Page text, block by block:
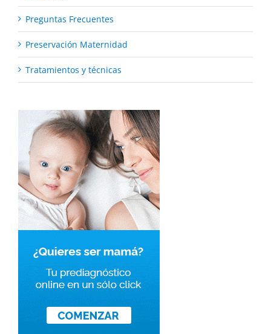
Preguntas Frecuentes
Preservación Maternidad
Tratamientos y técnicas